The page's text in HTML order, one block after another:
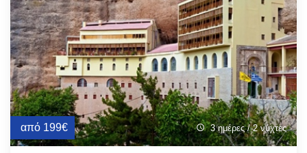
από 199€ schedule 3 ημέρες / 2 νύχτες